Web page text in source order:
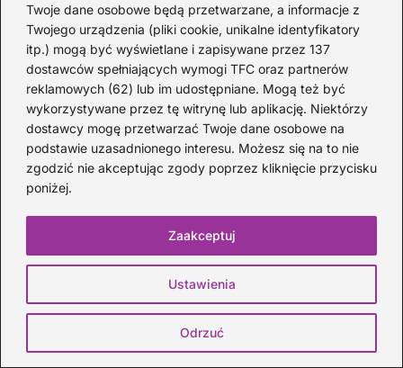
Twoje dane osobowe będą przetwarzane, a informacje z
Twojego urządzenia (pliki cookie, unikalne identyfikatory
itp.) mogą być wyświetlane i zapisywane przez 137
dostawców spełniających wymogi TFC oraz partnerów
reklamowych (62) lub im udostępniane. Mogą też być
wykorzystywane przez tę witrynę lub aplikację. Niektórzy
dostawcy mogę przetwarzać Twoje dane osobowe na
podstawie uzasadnionego interesu. Możesz się na to nie
zgodzić nie akceptując zgody poprzez kliknięcie przycisku
poniżej.
Ustawienia
Odrzuć
Zaakceptuj
Ile trwa koncert Budki Suflera?
Odkryj zaskakujące fakty o ich
występach
Zobacz więcej